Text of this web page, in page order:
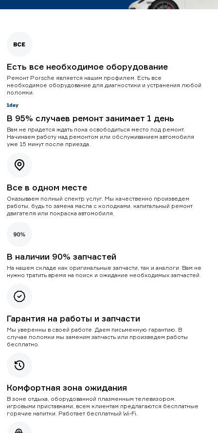
Есть все необходимое оборудование
Ремонт Porsche является нашим профилем. Есть все
необходимое оборудование для диагностики и устранения любой
поломки.
В 95% случаев ремонт занимает 1 день
Вам не придется ждать пока освободиться место под ремонт.
Начинаем работу над ремонтом или обслуживанием автомобиля
уже 15 минут после приезда.
Все в одном месте
Оказываем полный спектр услуг. Мы качественно произведем
работы, будь то замена масла с колодками, капитальный ремонт
двигателя или покраска автомобиля.
В наличии 90% запчастей
На нашем складе как оригинальные запчасти, так и аналоги. Вам не
нужно тратить время на поиск и ожидание необходимых запчастей.
Гарантия на работы и запчасти
Мы уверенны в своей работе. Даем письменную гарантию. В
случае поломки мы заменим запчасть или произведем работы
бесплатно.
Комфортная зона ожидания
В зоне отдыха, оборудованной плазменным телевизором,
игровыми приставками, всем клиентам предлагаются бесплатные
горячие напитки. Работает бесплатный Wi-Fi.